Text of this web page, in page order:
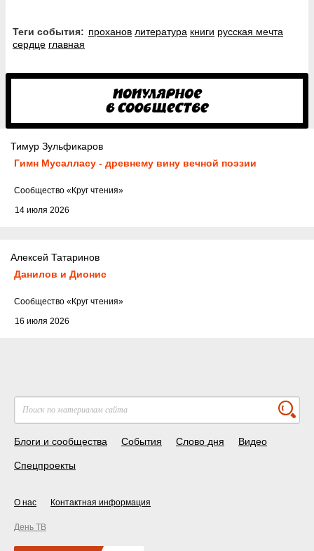
Теги события: проханов литература книги русская мечта
сердце главная
Тимур Зульфикаров
Гимн Мусалласу - древнему вину вечной поэзии
14 июля 2026
Cообщество «Круг чтения»
Алексей Татаринов
Данилов и Дионис
16 июля 2026
Cообщество «Круг чтения»
Блоги и сообщества События Слово дня Видео
Спецпроекты
О нас Контактная информация
День ТВ